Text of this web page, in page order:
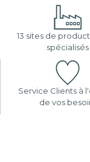
13 sites de
spécialisés
Service Clients à
de vos